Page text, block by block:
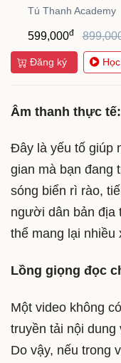
Tú Thanh Academy
599,000đ
Đăng ký
Âm thanh thực tế:
Đây là yếu tố giúp
gian mà bạn đang
sóng biển rì rào,
người dân bản địa
thể mang lại nhiều
Lồng giọng đọc
Một video không
truyền tải nội
Do vậy, nếu trong